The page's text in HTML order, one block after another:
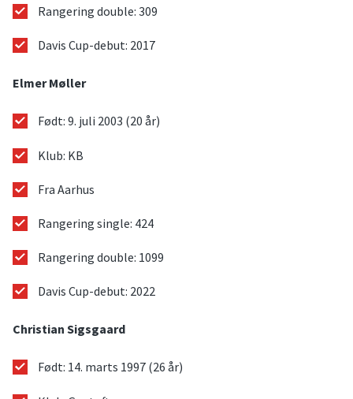
Rangering double: 309
Davis Cup-debut: 2017
Elmer Møller
Født: 9. juli 2003 (20 år)
Klub: KB
Fra Aarhus
Rangering single: 424
Rangering double: 1099
Davis Cup-debut: 2022
Christian Sigsgaard
Født: 14. marts 1997 (26 år)